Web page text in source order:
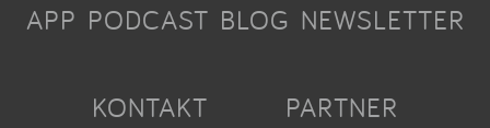
APP PODCAST BLOG NEWSLETTER
KONTAKT PARTNER